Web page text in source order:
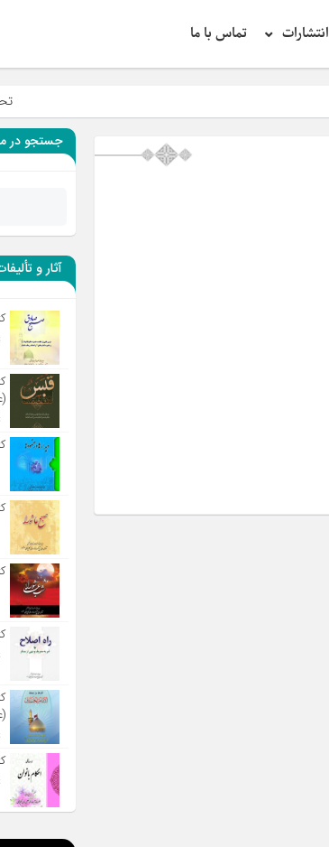
انتشارات تماس با ما
تحقیق در
جستجو در
آثار و